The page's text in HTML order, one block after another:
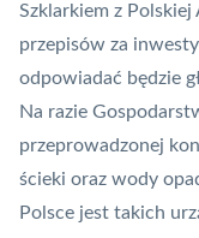
Szklarkiem z Polskiej
przepisów za
odpowiadać będzie
Na razie
przeprowadzonej
ścieki oraz wody
Polsce jest takich